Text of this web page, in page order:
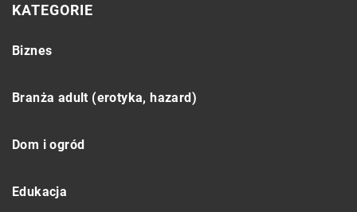
KATEGORIE
Biznes
Branża adult (erotyka, hazard)
Dom i ogród
Edukacja